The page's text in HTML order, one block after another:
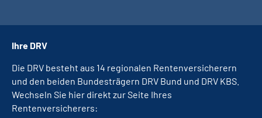
Ihre DRV
Die DRV besteht aus 14 regionalen Rentenversicherern
und den beiden Bundesträgern DRV Bund und DRV KBS.
Wechseln Sie hier direkt zur Seite Ihres
Rentenversicherers: